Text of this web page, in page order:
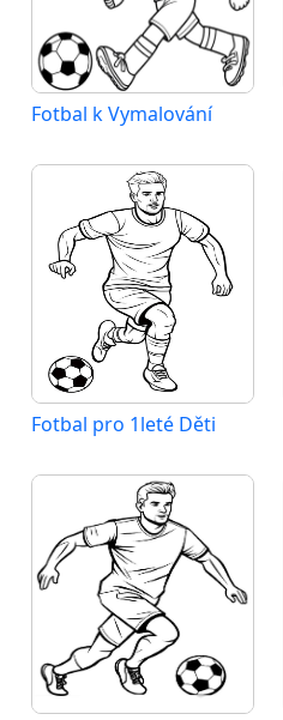
Fotbal k Vymalování
Fotbal pro 1leté Děti